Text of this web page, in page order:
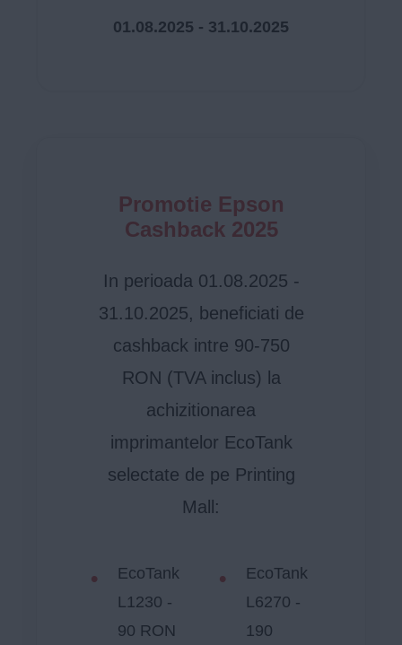
01.08.2025 - 31.10.2025
Promotie Epson
Cashback 2025
In perioada 01.08.2025 -
31.10.2025, beneficiati de
cashback intre 90-750
RON (TVA inclus) la
achizitionarea
imprimantelor EcoTank
selectate de pe Printing
Mall:
EcoTank
L1230 -
90 RON
EcoTank
L6270 -
190